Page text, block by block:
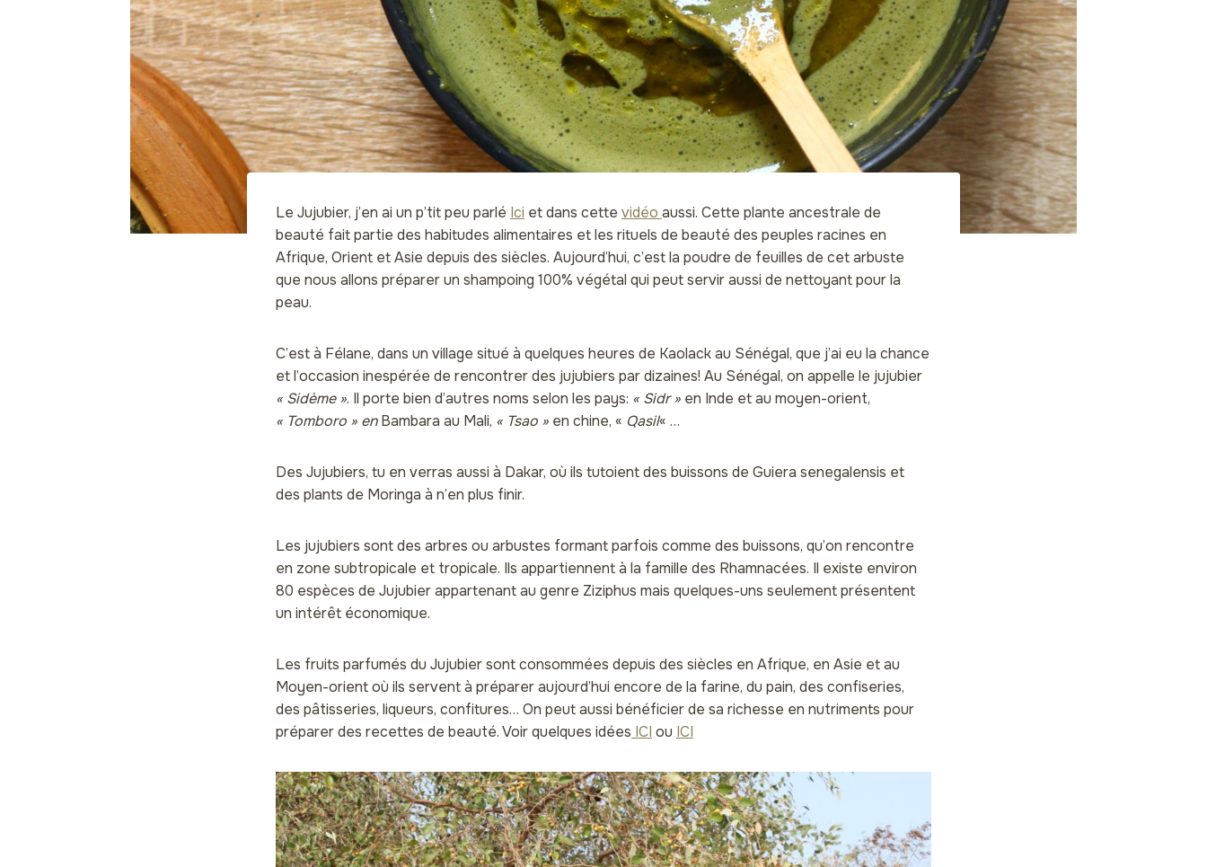
Le Jujubier, j’en ai un p’tit peu parlé Ici et dans cette vidéo aussi. Cette plante ancestrale de
beauté fait partie des habitudes alimentaires et les rituels de beauté des peuples racines en
Afrique, Orient et Asie depuis des siècles. Aujourd’hui, c’est la poudre de feuilles de cet arbuste
que nous allons préparer un shampoing 100% végétal qui peut servir aussi de nettoyant pour la
peau.
C’est à Félane, dans un village situé à quelques heures de Kaolack au Sénégal, que j’ai eu la chance
et l’occasion inespérée de rencontrer des jujubiers par dizaines! Au Sénégal, on appelle le jujubier
« Sidème ». Il porte bien d’autres noms selon les pays: « Sidr » en Inde et au moyen-orient,
« Tomboro » enBambara au Mali, « Tsao » en chine, « Qasil« …
Des Jujubiers, tu en verras aussi à Dakar, où ils tutoient des buissons de Guiera senegalensis et
des plants de Moringa à n’en plus finir.
Les jujubiers sont des arbres ou arbustes formant parfois comme des buissons, qu’on rencontre
en zone subtropicale et tropicale. Ils appartiennent à la famille des Rhamnacées. Il existe environ
80 espèces de Jujubier appartenant au genre Ziziphus mais quelques-uns seulement présentent
un intérêt économique.
Les fruits parfumés du Jujubier sont consommées depuis des siècles en Afrique, en Asie et au
Moyen-orient où ils servent à préparer aujourd’hui encore de la farine, du pain, des confiseries,
des pâtisseries, liqueurs, confitures… On peut aussi bénéficier de sa richesse en nutriments pour
préparer des recettes de beauté. Voir quelques idées ICI ou ICI